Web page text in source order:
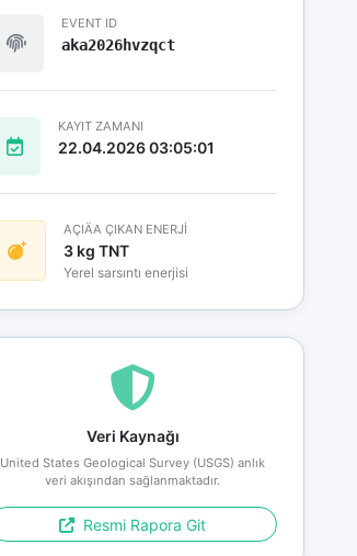
EVENT ID
aka2026hvzqct
KAYIT ZAMANI
22.04.2026 03:05:01
AÇIÄA ÇIKAN ENERJİ
3 kg TNT
Yerel sarsıntı enerjisi
Veri Kaynağı
United States Geological Survey (USGS) anlık
veri akışından sağlanmaktadır.
Resmi Rapora Git